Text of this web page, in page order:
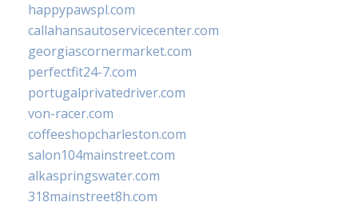
happypawspl.com
callahansautoservicecenter.com
georgiascornermarket.com
perfectfit24-7.com
portugalprivatedriver.com
von-racer.com
coffeeshopcharleston.com
salon104mainstreet.com
alkaspringswater.com
318mainstreet8h.com